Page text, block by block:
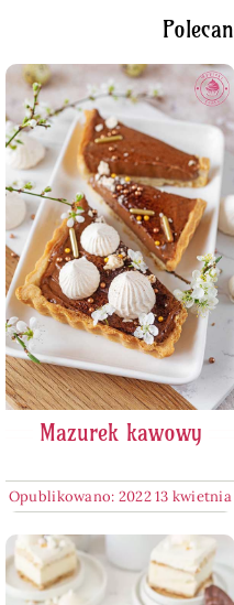
Mazurek kawowy
Opublikowano: 2022 13 kwietnia